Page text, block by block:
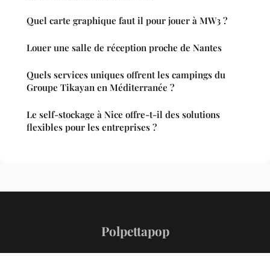
Quel carte graphique faut il pour jouer à MW3 ?
Louer une salle de réception proche de Nantes
Quels services uniques offrent les campings du
Groupe Tikayan en Méditerranée ?
Le self-stockage à Nice offre-t-il des solutions
flexibles pour les entreprises ?
Polpettapop